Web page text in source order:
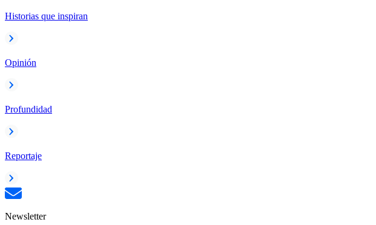
Historias que inspiran
Opinión
Profundidad
Reportaje
Newsletter